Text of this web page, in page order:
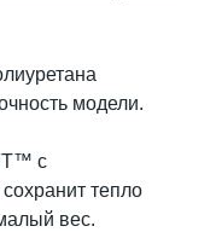
модели.
с
тепло
вес.